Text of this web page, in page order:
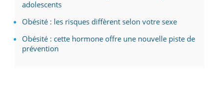
adolescents
Obésité : les risques diffèrent selon votre sexe
Obésité : cette hormone offre une nouvelle piste de
prévention